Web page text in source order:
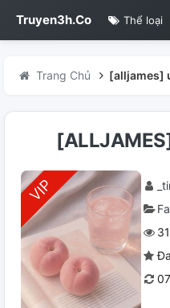
Truyen3h.Co Thể loại
Trang Chủ [alljames]